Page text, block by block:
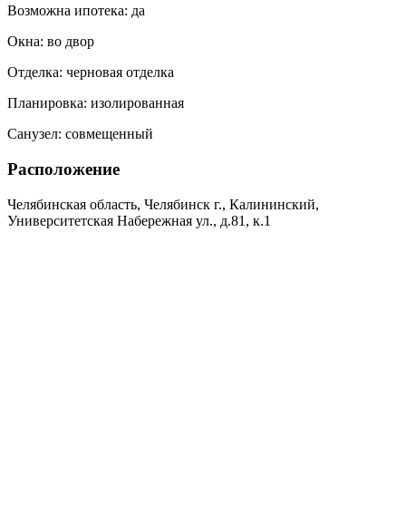
Возможна ипотека: да
Окна: во двор
Отделка: черновая отделка
Планировка: изолированная
Санузел: совмещенный
Расположение
Челябинская область, Челябинск г., Калининский,
Университетская Набережная ул., д.81, к.1